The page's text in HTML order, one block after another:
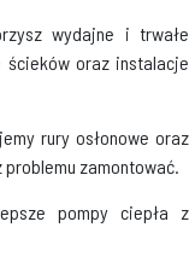
wydajne i trwałe
ścieków oraz instalacje
rury osłonowe oraz
zamontować.
pompy ciepła z